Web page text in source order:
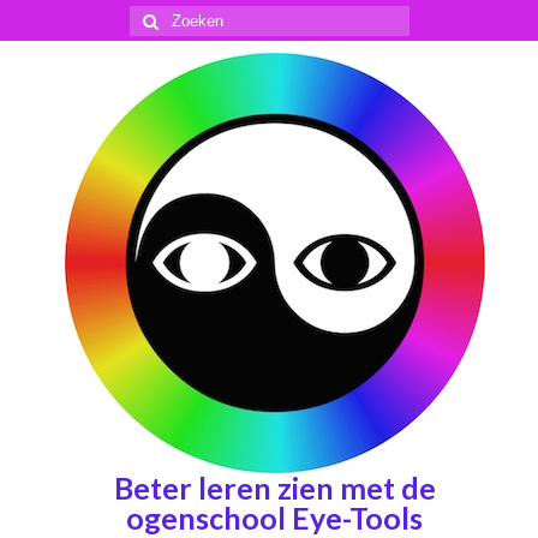
Zoeken
naar:
Beter leren zien met de
ogenschool Eye-Tools